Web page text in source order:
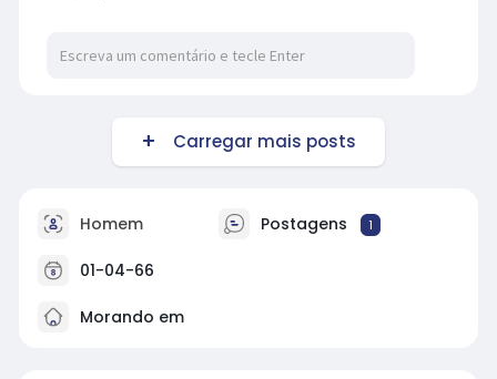
Carregar mais posts
Homem Postagens 1
01-04-66
Morando em